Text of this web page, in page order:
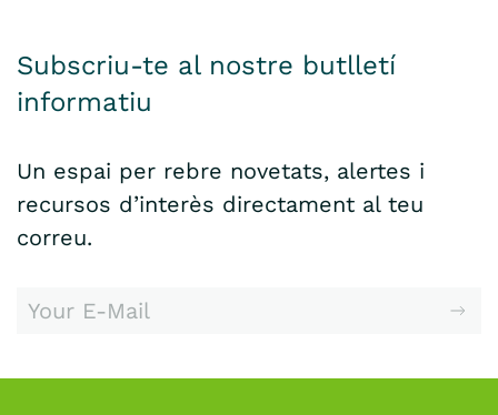
Subscriu-te al nostre butlletí
informatiu
Un espai per rebre novetats, alertes i
recursos d’interès directament al teu
correu.